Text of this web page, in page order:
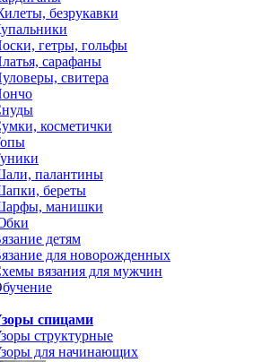
безрукавки
гетры, гольфы
сарафаны
свитера
косметички
палантины
береты
манишки
детям
для новорожденных
вязания для мужчин
спицами
структурные
для начинающих